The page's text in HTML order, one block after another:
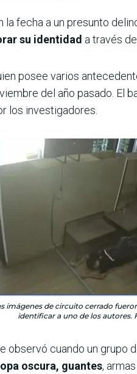
fecha a un presunto
su identidad a través
posee varios
del año pasado. El
los investigadores.
imágenes de circuito cerrado
identificar a uno de los autores.
observó cuando un grupo
oscura, guantes,